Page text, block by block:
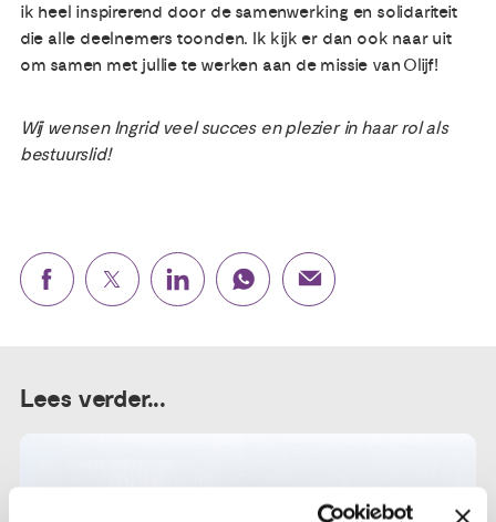
ik heel inspirerend door de samenwerking en solidariteit
die alle deelnemers toonden. Ik kijk er dan ook naar uit
om samen met jullie te werken aan de missie van Olijf!
Wij wensen Ingrid veel succes en plezier in haar rol als
bestuurslid!
Lees verder...